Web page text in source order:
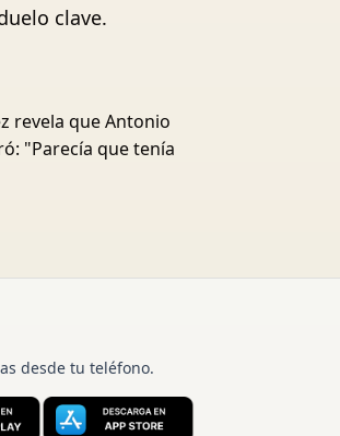
clave.
revela que Antonio
"Parecía que tenía
desde tu teléfono.